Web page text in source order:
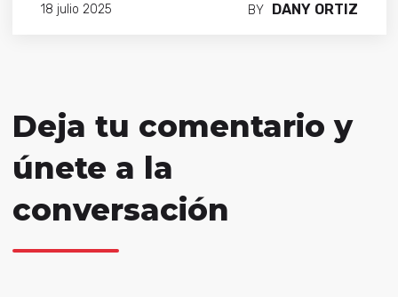
18 julio 2025 BY DANY ORTIZ
Deja tu comentario y
únete a la
conversación